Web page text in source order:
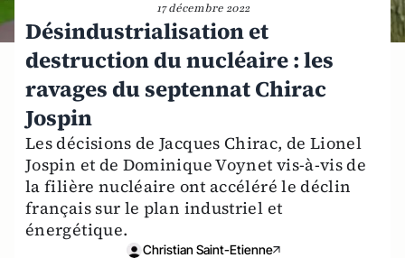
17 décembre 2022
Désindustrialisation et
destruction du nucléaire : les
ravages du septennat Chirac
Jospin
Les décisions de Jacques Chirac, de Lionel
Jospin et de Dominique Voynet vis-à-vis de
la filière nucléaire ont accéléré le déclin
français sur le plan industriel et
énergétique.
Christian Saint-Etienne